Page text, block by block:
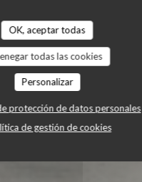
OK, aceptar todas
todas las cookies
Personalizar
protección de datos personales
de gestión de cookies